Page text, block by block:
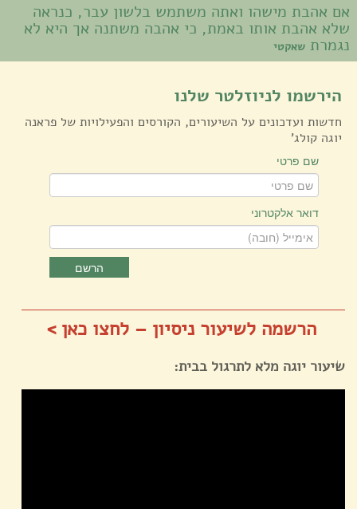
אם אהבת מישהו ואתה משתמש בלשון עבר, כנראה
שלא אהבת אותו באמת, כי אהבה משתנה אך היא לא
נגמרת שאקטי
הירשמו לניוזלטר שלנו
חדשות ועדכונים על השיעורים, הקורסים והפעילויות של פראנה
יוגה קולג'
שם פרטי
דואר אלקטרוני
הרשם
הרשמה לשיעור ניסיון – לחצו כאן >
שיעור יוגה מלא לתרגול בבית: